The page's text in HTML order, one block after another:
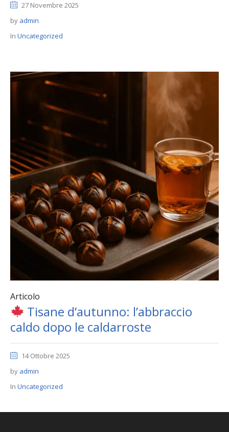
27 Novembre 2025
by admin
In Uncategorized
Articolo
Tisane d’autunno: l’abbraccio
caldo dopo le caldarroste
14 Ottobre 2025
by admin
In Uncategorized